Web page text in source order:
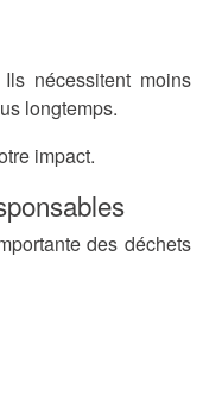
nécessitent moins
longtemps.
impact.
des déchets